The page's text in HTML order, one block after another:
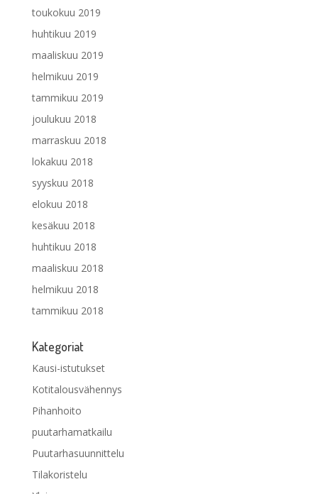
toukokuu 2019
huhtikuu 2019
maaliskuu 2019
helmikuu 2019
tammikuu 2019
joulukuu 2018
marraskuu 2018
lokakuu 2018
syyskuu 2018
elokuu 2018
kesäkuu 2018
huhtikuu 2018
maaliskuu 2018
helmikuu 2018
tammikuu 2018
Kategoriat
Kausi-istutukset
Kotitalousvähennys
Pihanhoito
puutarhamatkailu
Puutarhasuunnittelu
Tilakoristelu